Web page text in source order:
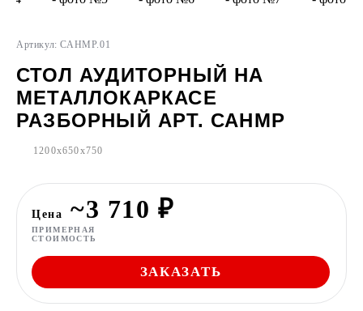
Артикул: САНМР.01
СТОЛ АУДИТОРНЫЙ НА
МЕТАЛЛОКАРКАСЕ
РАЗБОРНЫЙ АРТ. САНМР
1200x650x750
ЗАКАЗАТЬ
Цена ~3 710 ₽
ПРИМЕРНАЯ
СТОИМОСТЬ